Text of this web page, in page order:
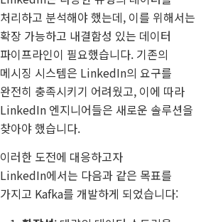
처리하고 분석해야 했는데, 이를 위해서는
확장 가능하고 내결함성 있는 데이터
파이프라인이 필요했습니다. 기존의
메시징 시스템은 LinkedIn의 요구를
완전히 충족시키기 어려웠고, 이에 따라
LinkedIn 엔지니어들은 새로운 솔루션을
찾아야 했습니다.
이러한 도전에 대응하고자
LinkedIn에서는 다음과 같은 목표를
가지고 Kafka를 개발하게 되었습니다: